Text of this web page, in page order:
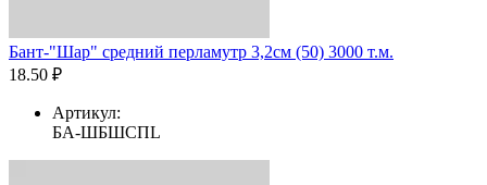
Бант-"Шар" средний перламутр 3,2см (50) 3000 т.м.
18.50 ₽
Артикул:
БА-ШБШСПL